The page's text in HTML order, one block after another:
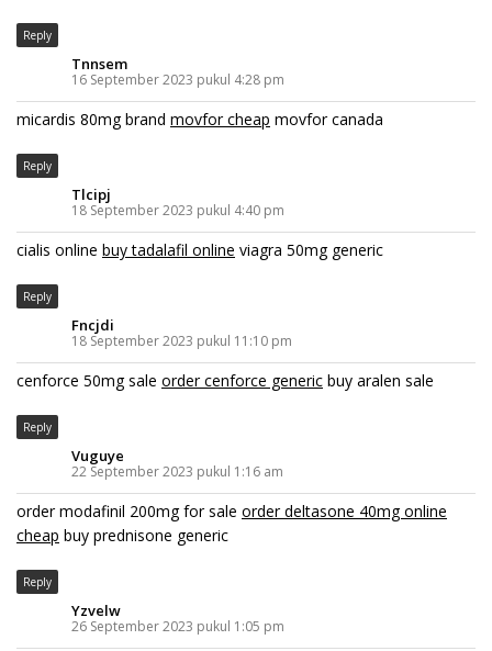
Reply
Tnnsem
16 September 2023 pukul 4:28 pm
micardis 80mg brand movfor cheap movfor canada
Reply
Tlcipj
18 September 2023 pukul 4:40 pm
cialis online buy tadalafil online viagra 50mg generic
Reply
Fncjdi
18 September 2023 pukul 11:10 pm
cenforce 50mg sale order cenforce generic buy aralen sale
Reply
Vuguye
22 September 2023 pukul 1:16 am
order modafinil 200mg for sale order deltasone 40mg online
cheap buy prednisone generic
Reply
Yzvelw
26 September 2023 pukul 1:05 pm